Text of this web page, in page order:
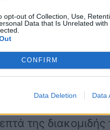
opt-out of Collection, Use,
Data that Is Unrelated
CONFIRM
Data Deletion Data
της
αποτέλεσμα το
εκτάκτως
του
της